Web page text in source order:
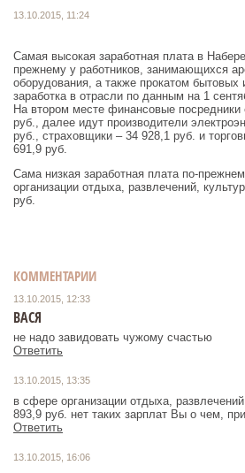
13.10.2015, 11:24
Самая высокая заработная плата в
прежнему у работников, занимающихся
оборудования, а также прокатом
заработка в отрасли по данным на 1
На втором месте финансовые посредники
руб., далее идут производители
руб., страховщики – 34 928,1 руб. и
691,9 руб.
Сама низкая заработная плата по-
организации отдыха, развлечений,
руб.
КОММЕНТАРИИ
13.10.2015, 12:33
ВАСЯ
не надо завидовать чужому счастью
Ответить
13.10.2015, 13:35
в сфере организации отдыха,
893,9 руб. нет таких зарплат Вы о чем,
Ответить
13.10.2015, 16:06